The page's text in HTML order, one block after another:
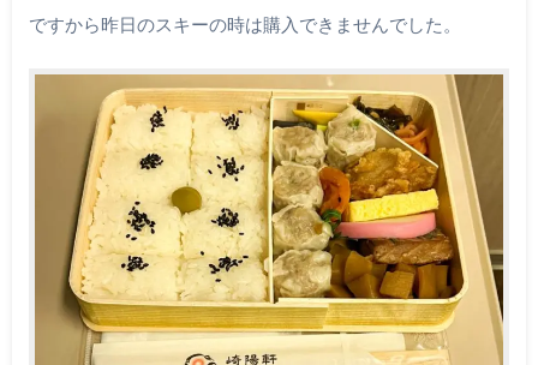
ですから昨日のスキーの時は購入できませんでした。